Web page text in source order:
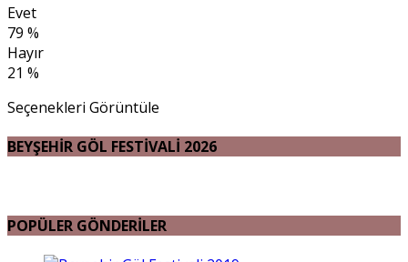
Evet
79 %
Hayır
21 %
Seçenekleri Görüntüle
BEYŞEHİR GÖL FESTİVALİ 2026
POPÜLER GÖNDERİLER